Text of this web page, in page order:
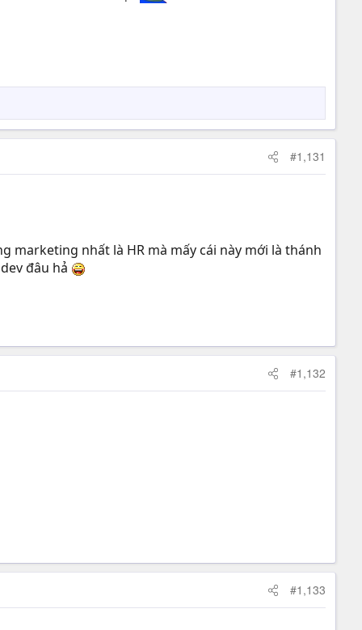
#1,131
marketing nhất là HR mà mấy cái này mới là thánh
đâu hả
#1,132
#1,133